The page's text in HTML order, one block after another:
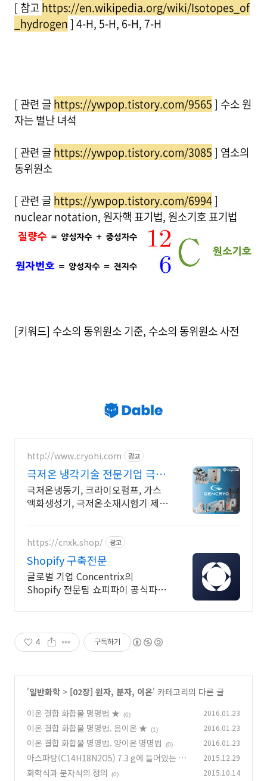
[ 참고https://en.wikipedia.org/wiki/Isotopes_of
_hydrogen] 4-H, 5-H, 6-H, 7-H
[ 관련 글https://ywpop.tistory.com/9565] 수소 원
자는 별난 녀석
[ 관련 글https://ywpop.tistory.com/3085] 염소의
동위원소
[ 관련 글https://ywpop.tistory.com/6994]
nuclear notation, 원자핵 표기법, 원소기호 표기법
[키워드] 수소의 동위원소 기준, 수소의 동위원소 사전
http://www.cryohi.com 광고
극저온 냉각기술 전문기업 극저
온 냉각기술 전문기업
극저온냉동기, 크라이오펌프, 가스
액화생성기, 극저온소재시험기 제조
제조전문
https://cnxk.shop/ 광고
Shopify 구축전문
글로벌 기업 Concentrix의
Shopify 전문팀 쇼피파이 공식파트
4 구독하기
'일반화학 > [02장] 원자, 분자, 이온' 카테고리의 다른 글
이온 결합 화합물 명명법 ★
(0) 2016.01.23
이온 결합 화합물 명명법. 음이온 ★ (1) 2016.01.23
이온 결합 화합물 명명법. 양이온 명명법 (0) 2016.01.23
아스파탐(C14H18N2O5) 7.3 g에 들어있는 질
소 원자의 개수
(1)
2015.12.29
화학식과 분자식의 정의 (0) 2015.10.14